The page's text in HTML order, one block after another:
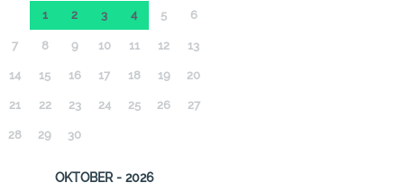
1 2 3 4 5 6
7 8 9 10 11 12 13
14 15 16 17 18 19 20
21 22 23 24 25 26 27
28 29 30
OKTOBER - 2026